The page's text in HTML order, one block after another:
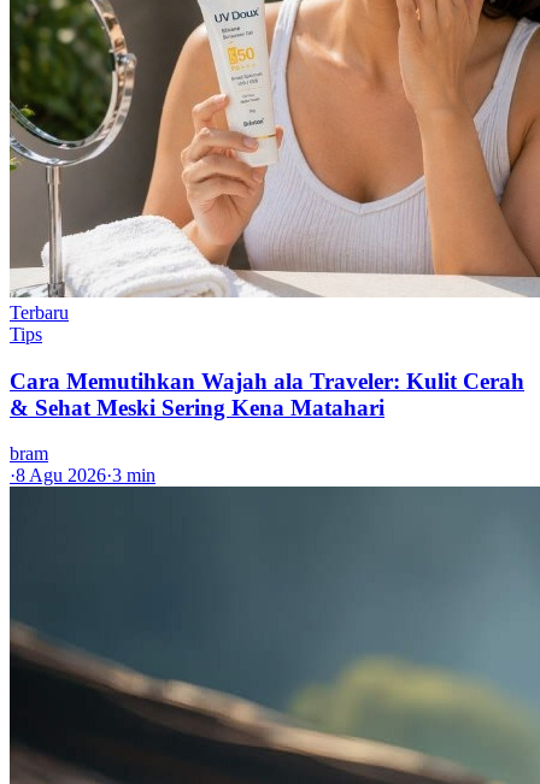
Terbaru
Tips
Cara Memutihkan Wajah ala Traveler: Kulit Cerah
& Sehat Meski Sering Kena Matahari
bram
·8 Agu 2026·3 min